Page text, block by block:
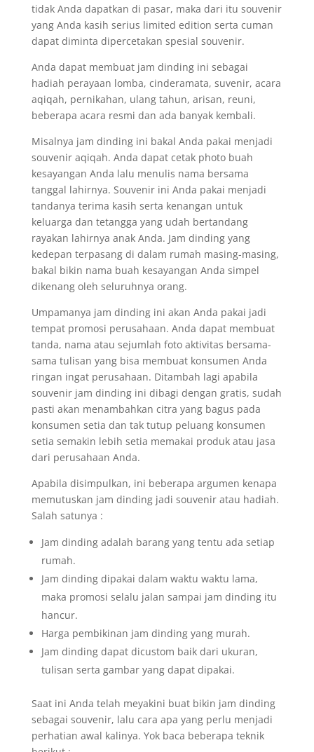
tidak Anda dapatkan di pasar, maka dari itu souvenir
yang Anda kasih serius limited edition serta cuman
dapat diminta dipercetakan spesial souvenir.
Anda dapat membuat jam dinding ini sebagai
hadiah perayaan lomba, cinderamata, suvenir, acara
aqiqah, pernikahan, ulang tahun, arisan, reuni,
beberapa acara resmi dan ada banyak kembali.
Misalnya jam dinding ini bakal Anda pakai menjadi
souvenir aqiqah. Anda dapat cetak photo buah
kesayangan Anda lalu menulis nama bersama
tanggal lahirnya. Souvenir ini Anda pakai menjadi
tandanya terima kasih serta kenangan untuk
keluarga dan tetangga yang udah bertandang
rayakan lahirnya anak Anda. Jam dinding yang
kedepan terpasang di dalam rumah masing-masing,
bakal bikin nama buah kesayangan Anda simpel
dikenang oleh seluruhnya orang.
Umpamanya jam dinding ini akan Anda pakai jadi
tempat promosi perusahaan. Anda dapat membuat
tanda, nama atau sejumlah foto aktivitas bersama-
sama tulisan yang bisa membuat konsumen Anda
ringan ingat perusahaan. Ditambah lagi apabila
souvenir jam dinding ini dibagi dengan gratis, sudah
pasti akan menambahkan citra yang bagus pada
konsumen setia dan tak tutup peluang konsumen
setia semakin lebih setia memakai produk atau jasa
dari perusahaan Anda.
Apabila disimpulkan, ini beberapa argumen kenapa
memutuskan jam dinding jadi souvenir atau hadiah.
Salah satunya :
Jam dinding adalah barang yang tentu ada setiap
rumah.
Jam dinding dipakai dalam waktu waktu lama,
maka promosi selalu jalan sampai jam dinding itu
hancur.
Harga pembikinan jam dinding yang murah.
Jam dinding dapat dicustom baik dari ukuran,
tulisan serta gambar yang dapat dipakai.
Saat ini Anda telah meyakini buat bikin jam dinding
sebagai souvenir, lalu cara apa yang perlu menjadi
perhatian awal kalinya. Yok baca beberapa teknik